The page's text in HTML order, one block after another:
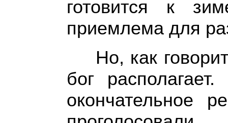
готовится к
приемлема для
Но, как
бог
окончательное